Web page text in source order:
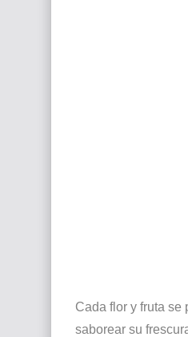
Cada flor y fruta
saborear su